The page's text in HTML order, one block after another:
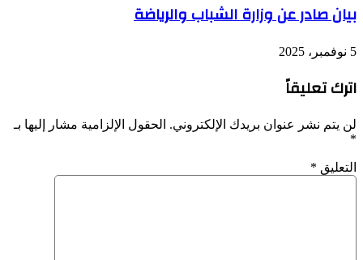
بيان صادر عن وزارة الشباب والرياضة
5 نوفمبر، 2025
اترك تعليقاً
لن يتم نشر عنوان بريدك الإلكتروني. الحقول الإلزامية مشار إليها بـ
*
التعليق *